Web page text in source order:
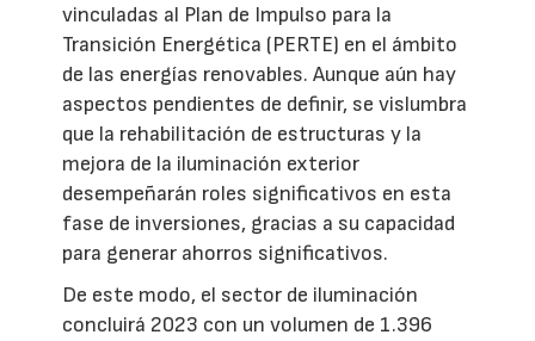
vinculadas al Plan de Impulso para la
Transición Energética (PERTE) en el ámbito
de las energías renovables. Aunque aún hay
aspectos pendientes de definir, se vislumbra
que la rehabilitación de estructuras y la
mejora de la iluminación exterior
desempeñarán roles significativos en esta
fase de inversiones, gracias a su capacidad
para generar ahorros significativos.
De este modo, el sector de iluminación
concluirá 2023 con un volumen de 1.396